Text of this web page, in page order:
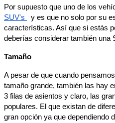
Por supuesto que uno de los
SUV's
y es que no solo por su
características. Así que si estás
deberías considerar también una
Tamaño
A pesar de que cuando
tamaño grande, también las hay
3 filas de asientos y claro, las
populares. El que existan de
gran opción ya que dependiendo